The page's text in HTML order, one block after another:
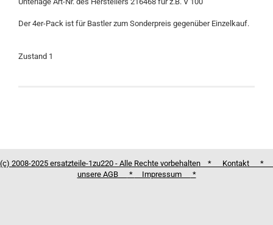
Der 4er-Pack ist für Bastler zum Sonderpreis gegenüber Einzelkauf.
Zustand 1
(c) 2008-2025 ersatzteile-1zu220 - Alle Rechte vorbehalten * Kontakt *
unsere AGB
* Impressum *